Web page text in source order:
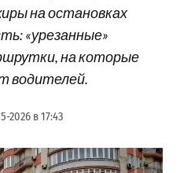
на остановках
«урезанные»
на которые
водителей.
2026 в 17:43